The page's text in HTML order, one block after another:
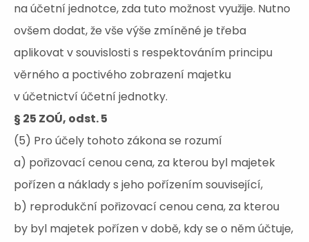
na účetní jednotce, zda tuto možnost využije. Nutno
ovšem dodat, že vše výše zmíněné je třeba
aplikovat v souvislosti s respektováním principu
věrného a poctivého zobrazení majetku
v účetnictví účetní jednotky.
§ 25 ZOÚ, odst. 5
(5) Pro účely tohoto zákona se rozumí
a) pořizovací cenou cena, za kterou byl majetek
pořízen a náklady s jeho pořízením související,
b) reprodukční pořizovací cenou cena, za kterou
by byl majetek pořízen v době, kdy se o něm účtuje,